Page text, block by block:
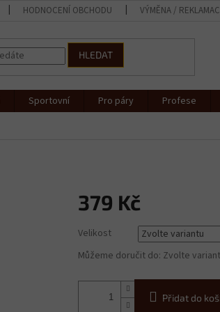
HODNOCENÍ OBCHODU VÝMĚNA /
HLEDAT
Sportovní Pro páry Profese
379 Kč
cena:
Velikost
Můžeme doručit do: Zvolte
Přidat do